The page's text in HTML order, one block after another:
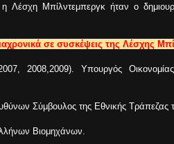
Λέσχη Μπίλντεμπεργκ ήταν ο
σε συσκέψεις της Λέσχης
2008,2009). Υπουργός
Σύμβουλος της Εθνικής Τράπεζας
Βιομηχάνων.